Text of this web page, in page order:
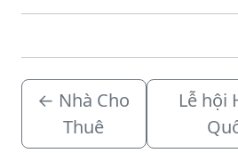
← Nhà Cho
Thuê
Lễ hội